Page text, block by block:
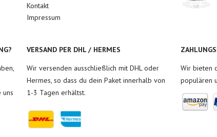
Kontakt
Impressum
uns
VERSAND PER DHL / HERMES
Wir versenden ausschließlich mit DHL oder
Hermes, so dass du dein Paket innerhalb von
1-3 Tagen erhältst.
Wir bieten
populären